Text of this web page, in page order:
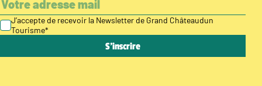
J’accepte de recevoir la Newsletter de Grand Châteaudun
Tourisme*